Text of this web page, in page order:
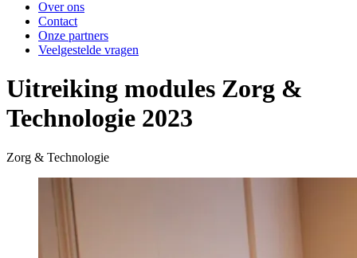
Over ons
Contact
Onze partners
Veelgestelde vragen
Uitreiking modules Zorg &
Technologie 2023
Zorg & Technologie